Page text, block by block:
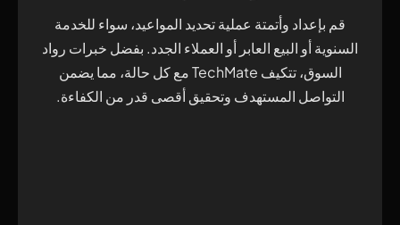
قم بإعداد وأتمتة عملية تحديد المواعيد، سواء للخدمة
السنوية أو البيع العابر أو العملاء الجدد. بفضل خبرات رواد
السوق، تتكيف TechMate مع كل حالة، مما يضمن
التواصل المستهدف وتحقيق أقصى قدر من الكفاءة.